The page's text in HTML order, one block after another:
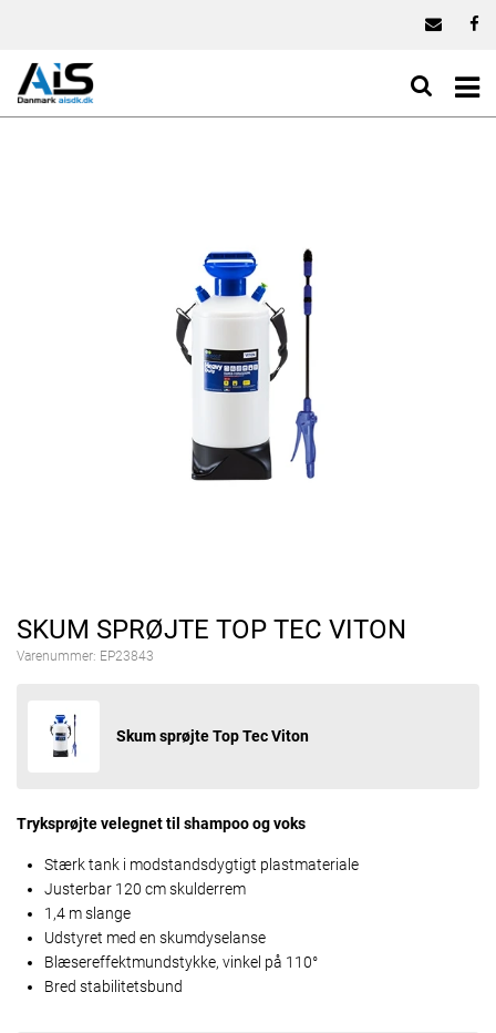
SKUM SPRØJTE TOP TEC VITON
Varenummer: EP23843
Skum sprøjte Top Tec Viton
Tryksprøjte velegnet til shampoo og voks
Stærk tank i modstandsdygtigt plastmateriale
Justerbar 120 cm skulderrem
1,4 m slange
Udstyret med en skumdyselanse
Blæsereffektmundstykke, vinkel på 110°
Bred stabilitetsbund